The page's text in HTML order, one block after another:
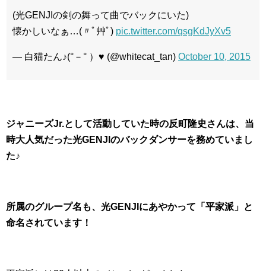
(光GENJIの剣の舞って曲でバックにいた)
懐かしいなぁ…(〃ﾟ艸ﾟ) pic.twitter.com/qsgKdJyXv5
— 白猫たん♪(°－° ）♥️ (@whitecat_tan) October 10, 2015
ジャニーズJr.として活動していた時の反町隆史さんは、当
時大人気だった光GENJIのバックダンサーを務めていまし
た♪
所属のグループ名も、光GENJIにあやかって「平家派」と
命名されています！